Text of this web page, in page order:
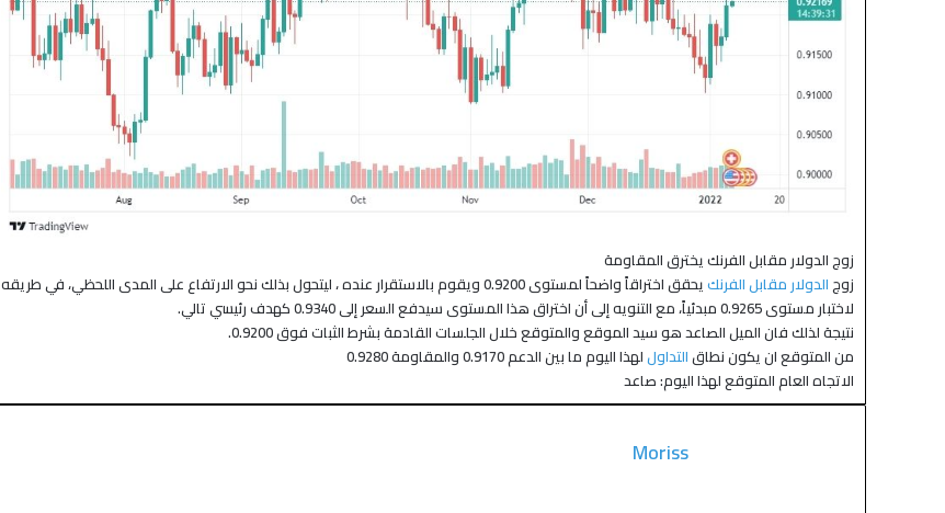
زوج الدولار مقابل الفرنك يخترق المقاومة
زوجالدولار مقابل الفرنك
يحقق اختراقاً واضحاً لمستوى 0.9200 ويقوم بالاستقرار عنده ، ليتحول بذلك نحو الارتفاع على المدى اللحظي، في طريقه
لاختبار مستوى 0.9265 مبدئياً، مع التنويه إلى أن اختراق هذا المستوى سيدفع السعر إلى 0.9340 كهدف رئيسي تالي.
نتيجة لذلك فان الميل الصاعد هو سيد الموقع والمتوقع خلال الجلسات القادمة بشرط الثبات فوق 0.9200.
من المتوقع ان يكون نطاقالتداوللهذا اليوم ما بين الدعم 0.9170 والمقاومة 0.9280
الاتجاه العام المتوقع لهذا اليوم: صاعد
Moriss
تتراجع بعد موجة صعود قوية الين والدولار يتحركان بحذر وسط ترقب اتفاق
أمريكي إيراني النفط يتراجع مع تأجيج محادثات إيران وعمان